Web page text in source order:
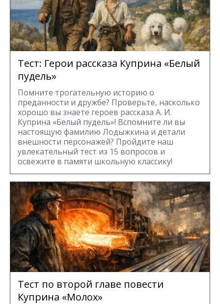
Тест: Герои рассказа Куприна «Белый
пудель»
Помните трогательную историю о
преданности и дружбе? Проверьте, насколько
хорошо вы знаете героев рассказа А. И.
Куприна «Белый пудель»! Вспомните ли вы
настоящую фамилию Лодыжкина и детали
внешности персонажей? Пройдите наш
увлекательный тест из 15 вопросов и
освежите в памяти школьную классику!
Тест по второй главе повести
Куприна «Молох»